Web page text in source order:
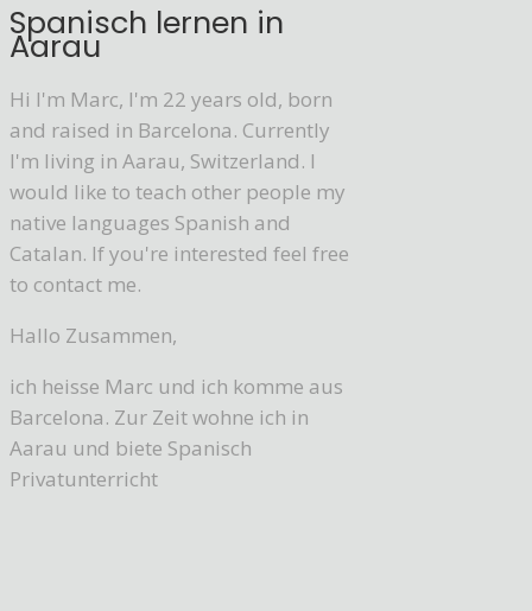
Spanisch lernen in
Aarau
Hi I'm Marc, I'm 22 years old, born
and raised in Barcelona. Currently
I'm living in Aarau, Switzerland. I
would like to teach other people my
native languages Spanish and
Catalan. If you're interested feel free
to contact me.
Hallo Zusammen,
ich heisse Marc und ich komme aus
Barcelona. Zur Zeit wohne ich in
Aarau und biete Spanisch
Privatunterricht